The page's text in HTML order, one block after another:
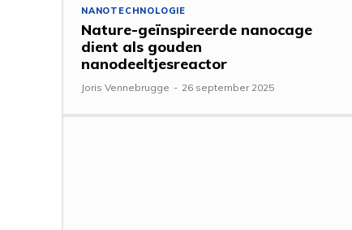
NANOTECHNOLOGIE
Nature-geïnspireerde nanocage
dient als gouden
nanodeeltjesreactor
Joris Vennebrugge - 26 september 2025